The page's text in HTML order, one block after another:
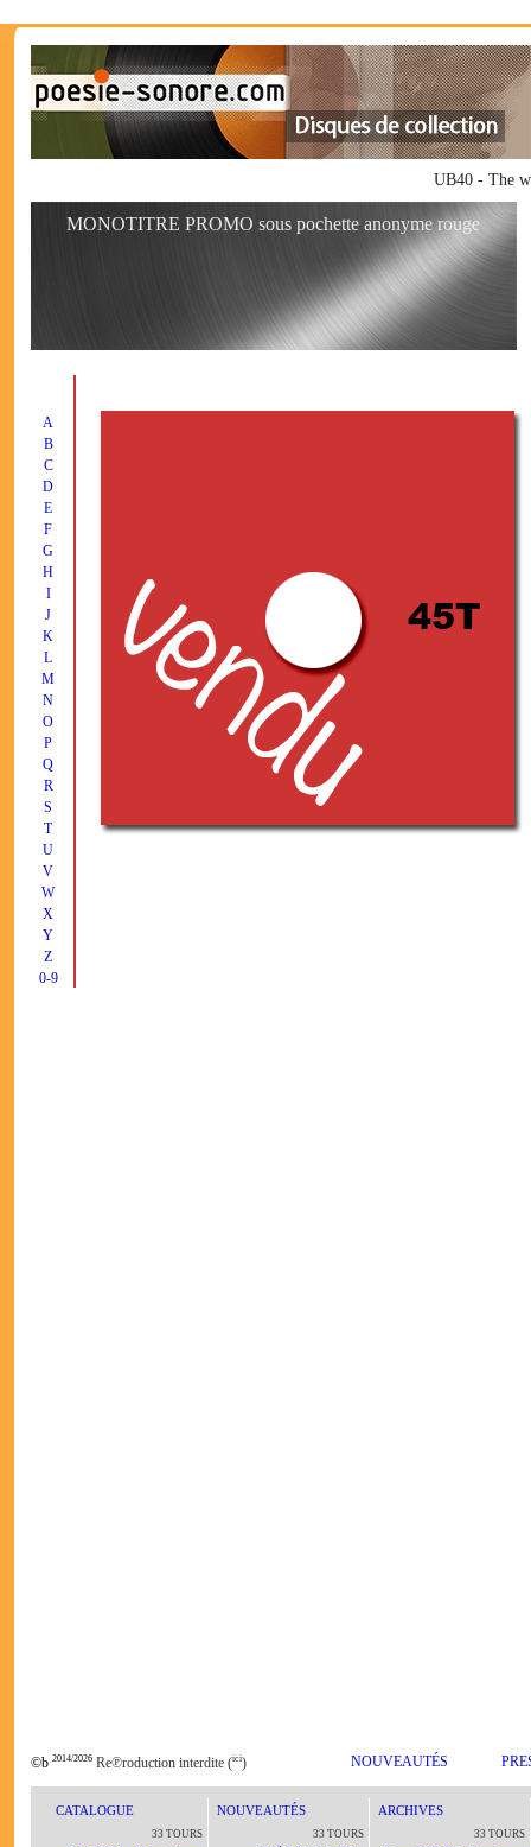
UB40 - The
MONOTITRE PROMO sous pochette anonyme rouge
A
B
C
D
E
F
G
H
I
J
K
L
M
N
O
P
Q
R
S
T
U
V
W
X
Y
Z
0-9
©b 2014/2026 Re℗roduction interdite (ici) NOUVEAUTÉS
CATALOGUE
33 TOURS
NOUVEAUTÉS
33 TOURS
ARCHIVES
33 TOURS